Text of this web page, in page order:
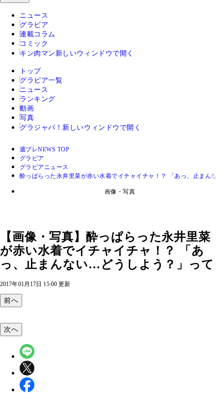
ニュース
グラビア
連載コラム
コミック
キン肉マン 新しいウィンドウで開く
トップ
グラビア一覧
ニュース
ランキング
動画
写真
グラジャパ！ 新しいウィンドウで開く
週プレNEWS TOP
グラビア
グラビアニュース
酔っぱらった永井里菜が赤い水着でイチャイチャ！？ 「あっ、止まん
画像・写真
【画像・写真】酔っぱらった永井里菜
が赤い水着でイチャイチャ！？ 「あ
っ、止まんない…どうしよう？」って
2017年01月17日 15:00 更新
前へ
次へ